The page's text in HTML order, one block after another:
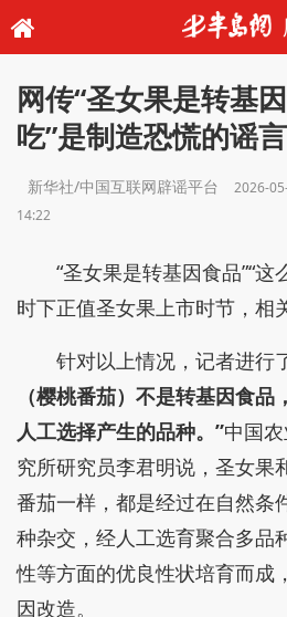
网传“圣女果是转基
吃”是制造恐慌的谣言
新华社/中国互联网辟谣平台
2026-
14:22
“圣女果是转基因食品”“
时下正值圣女果上市时节，相
针对以上情况，记者进行
（樱桃番茄）不是转基因食
人工选择产生的品种。”中国
究所研究员李君明说，圣女果
番茄一样，都是经过在自然条
种杂交，经人工选育聚合多品
性等方面的优良性状培育而成
因改造。